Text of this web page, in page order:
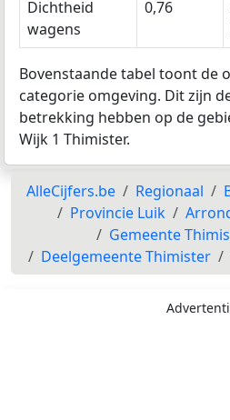
Dichtheid
wagens
0,76
Bovenstaande tabel toont de
categorie omgeving. Dit zijn
betrekking hebben op de
Wijk 1 Thimister.
AlleCijfers.be Regionaal
Provincie Luik
Gemeente
Deelgemeente Thimister